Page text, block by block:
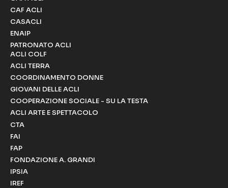
CAF ACLI
CASACLI
ENAIP
PATRONATO ACLI
ACLI COLF
ACLI TERRA
COORDINAMENTO DONNE
GIOVANI DELLE ACLI
COOPERAZIONE SOCIALE - SU LA TESTA
ACLI ARTE E SPETTACOLO
CTA
FAI
FAP
FONDAZIONE A. GRANDI
IPSIA
IREF